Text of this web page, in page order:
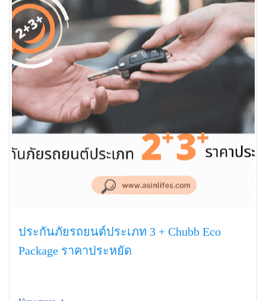
ประกันภัยรถยนต์ประเภท 3 + Chubb Eco
Package ราคาประหยัด